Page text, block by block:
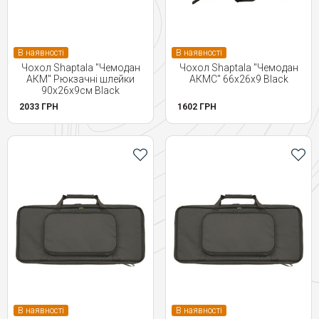
В наявності
Чохол Shaptala "Чемодан
АКМ" Рюкзачні шлейки
90х26х9см Black
2033 ГРН
В наявності
Чохол Shaptala "Чемодан
АКМС" 66х26х9 Black
1602 ГРН
В наявності В наявності